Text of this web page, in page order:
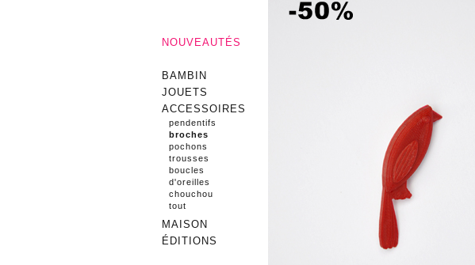
NOUVEAUTÉS
BAMBIN
JOUETS
ACCESSOIRES
pendentifs
broches
pochons
trousses
boucles
d'oreilles
chouchou
tout
MAISON
ÉDITIONS